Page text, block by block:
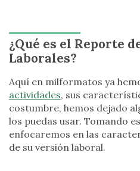
¿Qué es el Reporte
Laborales?
Aquí en milformatos ya
actividades, sus
costumbre, hemos dejado
los puedas usar. Tomando
enfocaremos en las
de su versión laboral.